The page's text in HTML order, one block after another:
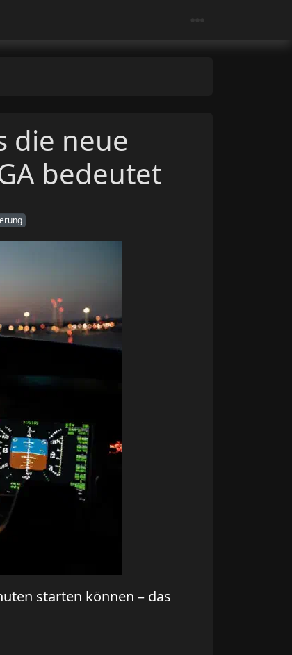
die neue
bedeutet
starten können – das